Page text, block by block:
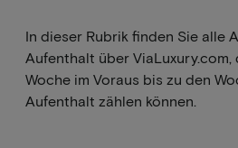
In dieser Rubrik finden Sie alle
Aufenthalt über ViaLuxury.com,
Woche im Voraus bis zu den
Aufenthalt zählen können.